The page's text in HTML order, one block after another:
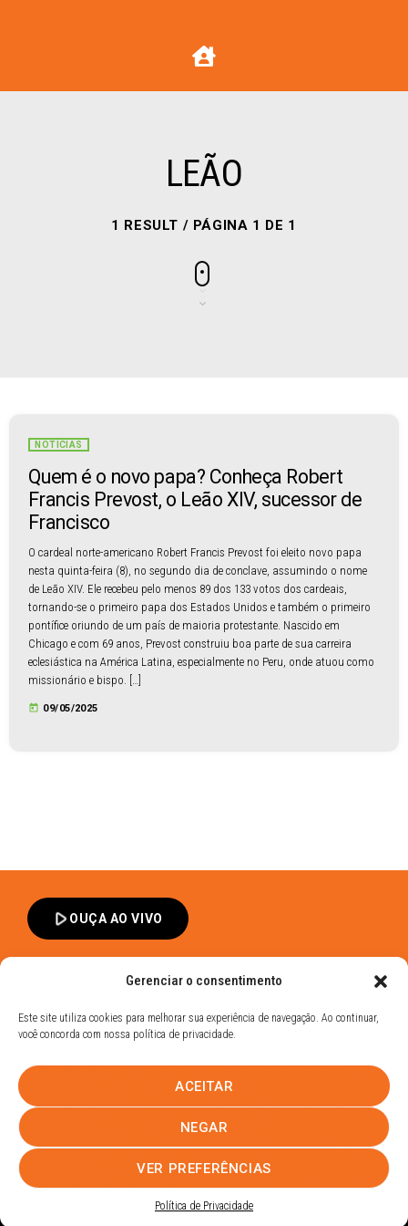
Gerenciar o consentimento
Este site utiliza cookies para melhorar sua experiência de navegação. Ao continuar,
você concorda com nossa política de privacidade.
ACEITAR
NEGAR
VER PREFERÊNCIAS
Política de Privacidade
LEÃO
1 RESULT / PÁGINA 1 DE 1
NOTÍCIAS
Quem é o novo papa? Conheça Robert
Francis Prevost, o Leão XIV, sucessor de
Francisco
O cardeal norte-americano Robert Francis Prevost foi eleito novo papa
nesta quinta-feira (8), no segundo dia de conclave, assumindo o nome
de Leão XIV. Ele recebeu pelo menos 89 dos 133 votos dos cardeais,
tornando-se o primeiro papa dos Estados Unidos e também o primeiro
pontífice oriundo de um país de maioria protestante. Nascido em
Chicago e com 69 anos, Prevost construiu boa parte de sua carreira
eclesiástica na América Latina, especialmente no Peru, onde atuou como
missionário e bispo. […]
today 09/05/2025
play_arrowOUÇA AO VIVO
Política de Privacidade
UHOST
PROMOÇÕESEQUIPENOTÍCIASCONTATO